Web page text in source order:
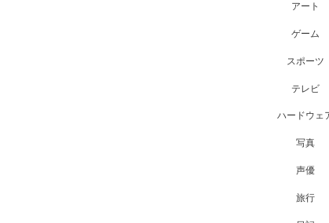
アート
ゲーム
スポーツ
テレビ
ハードウェ
写真
声優
旅行